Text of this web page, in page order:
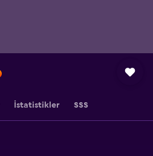
İstatistikler SSS